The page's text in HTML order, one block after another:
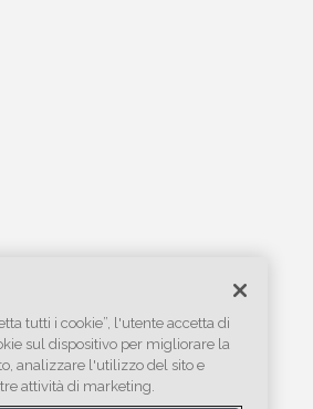
tutti i cookie”, l'utente accetta di
sul dispositivo per migliorare la
analizzare l'utilizzo del sito e
attività di marketing.